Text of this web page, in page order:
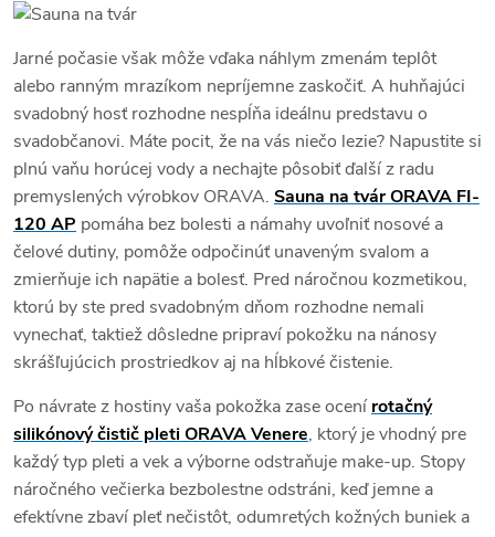
Jarné počasie však môže vďaka náhlym zmenám teplôt
alebo ranným mrazíkom nepríjemne zaskočiť. A huhňajúci
svadobný hosť rozhodne nespĺňa ideálnu predstavu o
svadobčanovi. Máte pocit, že na vás niečo lezie? Napustite si
plnú vaňu horúcej vody a nechajte pôsobiť ďalší z radu
premyslených výrobkov ORAVA. Sauna na tvár ORAVA FI-
120 AP pomáha bez bolesti a námahy uvoľniť nosové a
čelové dutiny, pomôže odpočinúť unaveným svalom a
zmierňuje ich napätie a bolesť. Pred náročnou kozmetikou,
ktorú by ste pred svadobným dňom rozhodne nemali
vynechať, taktiež dôsledne pripraví pokožku na nánosy
skrášľujúcich prostriedkov aj na hĺbkové čistenie.
Po návrate z hostiny vaša pokožka zase ocenírotačný
silikónový čistič pleti ORAVA Venere, ktorý je vhodný pre
každý typ pleti a vek a výborne odstraňuje make-up. Stopy
náročného večierka bezbolestne odstráni, keď jemne a
efektívne zbaví pleť nečistôt, odumretých kožných buniek a